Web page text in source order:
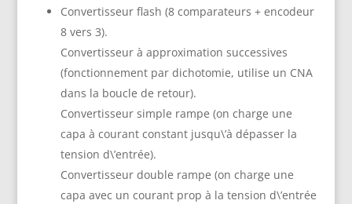
Convertisseur flash (8 comparateurs + encodeur
8 vers 3).
Convertisseur à approximation successives
(fonctionnement par dichotomie, utilise un CNA
dans la boucle de retour).
Convertisseur simple rampe (on charge une
capa à courant constant jusqu\’à dépasser la
tension d\’entrée).
Convertisseur double rampe (on charge une
capa avec un courant prop à la tension d\’entrée